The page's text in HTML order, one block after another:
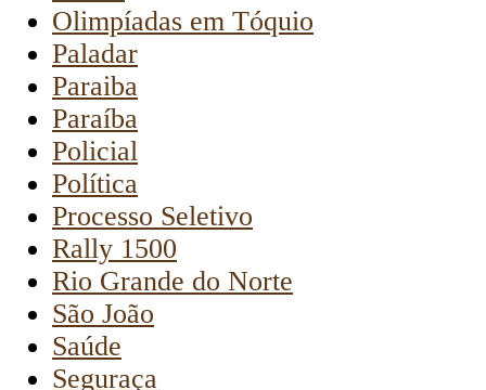
Olimpíadas em Tóquio
Paladar
Paraiba
Paraíba
Policial
Política
Processo Seletivo
Rally 1500
Rio Grande do Norte
São João
Saúde
Seguraça